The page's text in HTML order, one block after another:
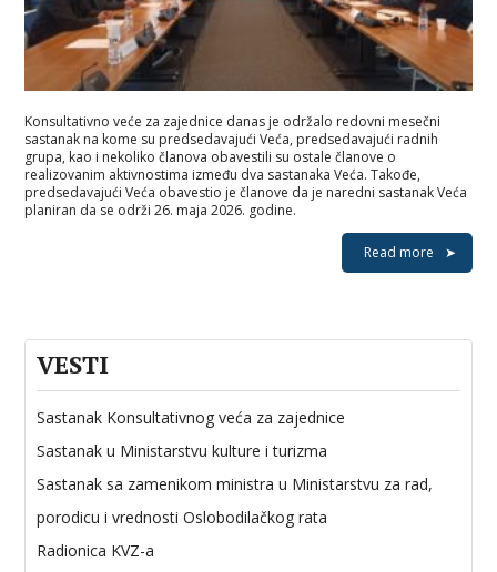
Konsultativno veće za zajednice danas je održalo redovni mesečni
sastanak na kome su predsedavajući Veća, predsedavajući radnih
grupa, kao i nekoliko članova obavestili su ostale članove o
realizovanim aktivnostima između dva sastanaka Veća. Takođe,
predsedavajući Veća obavestio je članove da je naredni sastanak Veća
planiran da se održi 26. maja 2026. godine.
Read more
VESTI
Sastanak Konsultativnog veća za zajednice
Sastanak u Ministarstvu kulture i turizma
Sastanak sa zamenikom ministra u Ministarstvu za rad,
porodicu i vrednosti Oslobodilačkog rata
Radionica KVZ-a